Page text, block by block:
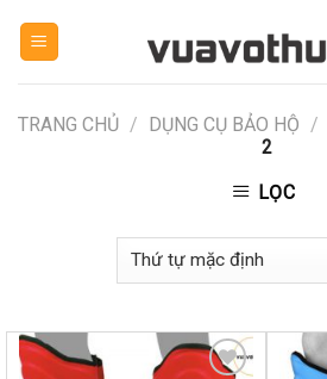
TRANG CHỦ / DỤNG CỤ BẢO HỘ /
2
LỌC